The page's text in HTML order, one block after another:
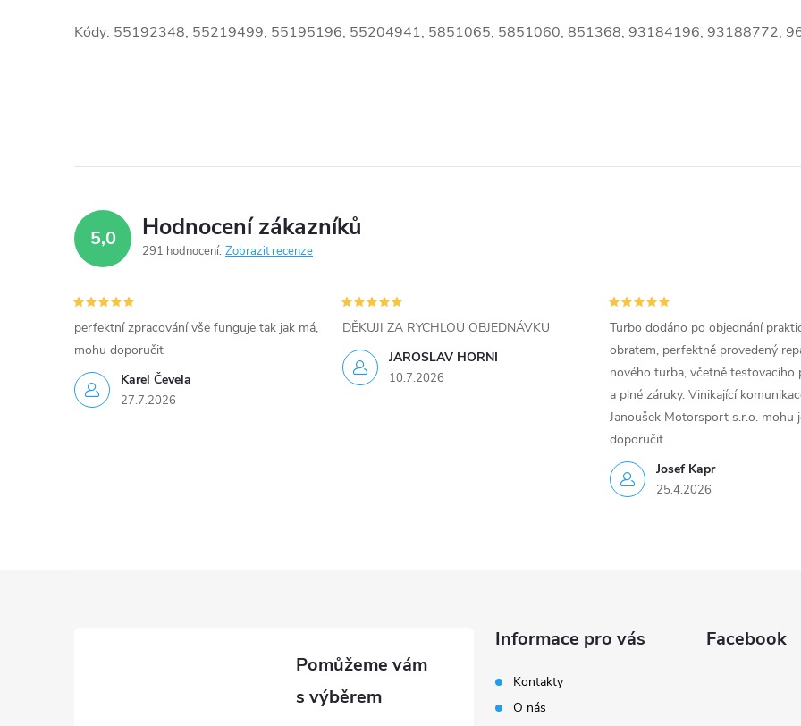
Kódy: 55192348, 55219499, 55195196, 55204941, 5851065, 5851060, 851368, 93184196, 93188772,
5,0 Hodnocení zákazníků
291 hodnocení Zobrazit recenze
Karel Čevela
27.7.2026
perfektní zpracování vše funguje tak jak má,
mohu doporučit
JAROSLAV HORNI
10.7.2026
DĚKUJI ZA RYCHLOU OBJEDNÁVKU
Josef Kapr
25.4.2026
Turbo dodáno po objednání
obratem, perfektně provedený
nového turba, včetně testovacího
a plné záruky. Vinikající
Janoušek Motorsport s.r.o. mohu
doporučit.
Informace pro vás
Kontakty
O nás
Facebook